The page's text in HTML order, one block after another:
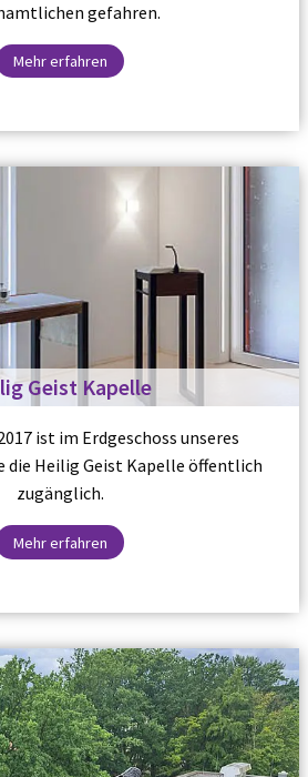
gefahren.
Mehr erfahren
Geist Kapelle
ist im Erdgeschoss unseres
die Heilig Geist Kapelle öffentlich
zugänglich.
Mehr erfahren